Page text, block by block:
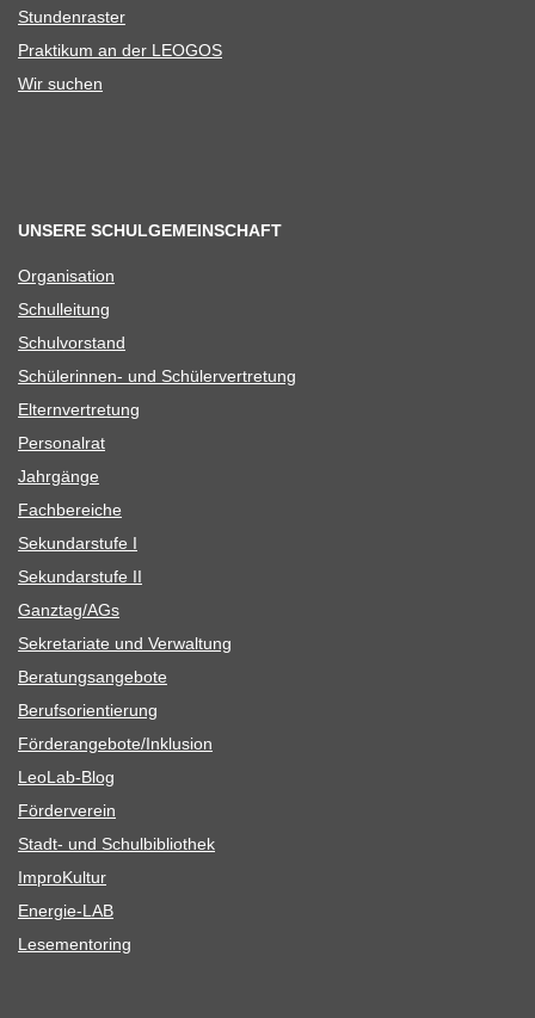
Stun­den­ras­ter
Prak­ti­kum an der LEOGOS
Wir suchen
UNSERE SCHULGEMEINSCHAFT
Orga­ni­sa­tion
Schul­lei­tung
Schul­vor­stand
Schü­le­rin­nen- und Schülervertretung
Eltern­ver­tre­tung
Per­so­nal­rat
Jahr­gänge
Fach­be­rei­che
Sekun­dar­stufe I
Sekun­dar­stufe II
Ganztag/​​AGs
Sekre­ta­riate und Verwaltung
Bera­tungs­an­ge­bote
Berufs­ori­en­tie­rung
Förderangebote/​​Inklusion
Leo­Lab-Blog
För­der­ver­ein
Stadt- und Schulbibliothek
Impro­Kul­tur
Ener­­gie-LAB
Lese­men­to­ring